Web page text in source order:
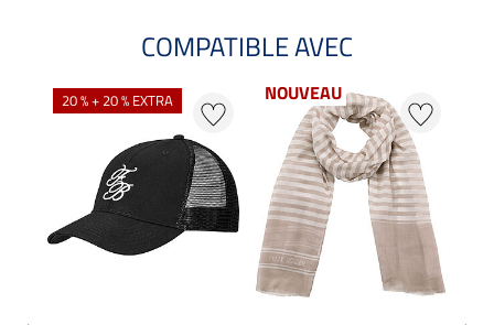
COMPATIBLE AVEC
20 % + 20 % EXTRA NOUVEAU